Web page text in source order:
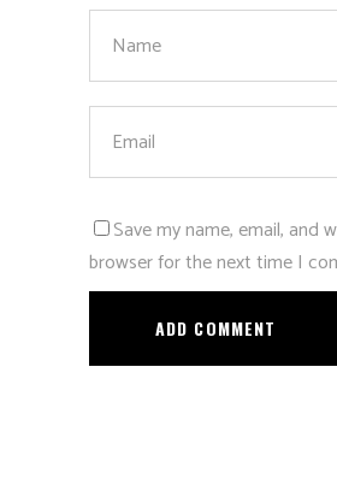
Save my name, email, and
browser for the next time I